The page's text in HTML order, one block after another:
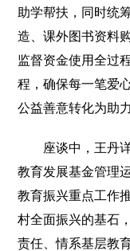
助学帮扶，同时统
造、课外图书资料
监督资金使用全过
程，确保每一笔爱
公益善意转化为助
座谈中，王丹详
教育发展基金管理
教育振兴重点工作
村全面振兴的基石
责任、情系基层教